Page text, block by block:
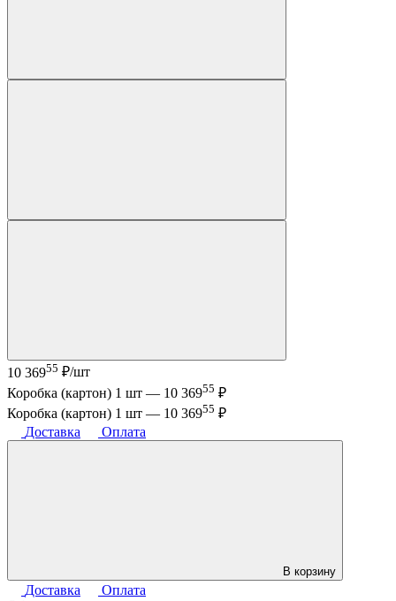
10 36955 ₽/шт
Коробка (картон) 1 шт — 10 36955 ₽
Коробка (картон) 1 шт — 10 36955 ₽
Доставка
Оплата
В корзину
Доставка
Оплата